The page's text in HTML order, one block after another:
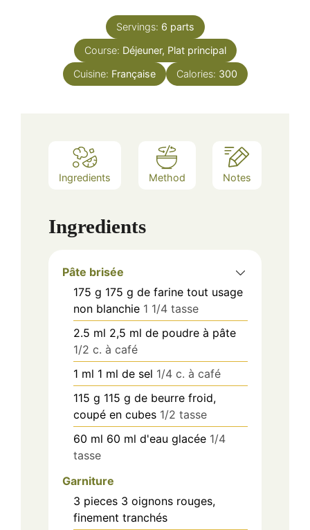
Servings: 6 parts
Course: Déjeuner, Plat principal
Cuisine: Française Calories: 300
Ingredients Method Notes
Ingredients
Pâte brisée
175 g 175 g de farine tout usage
non blanchie 1 1/4 tasse
2.5 ml 2,5 ml de poudre à pâte
1/2 c. à café
1 ml 1 ml de sel 1/4 c. à café
115 g 115 g de beurre froid,
coupé en cubes 1/2 tasse
60 ml 60 ml d'eau glacée 1/4
tasse
Garniture
3 pieces 3 oignons rouges,
finement tranchés